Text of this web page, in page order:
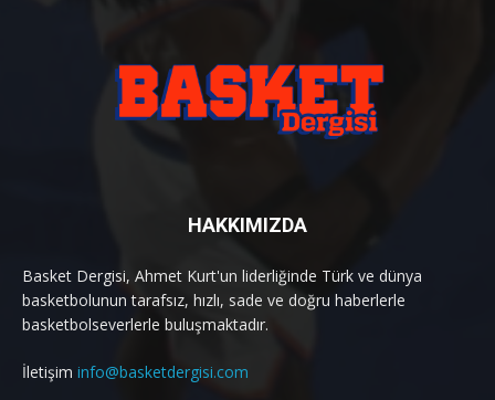
HAKKIMIZDA
Basket Dergisi, Ahmet Kurt'un liderliğinde Türk ve dünya
basketbolunun tarafsız, hızlı, sade ve doğru haberlerle
basketbolseverlerle buluşmaktadır.
İletişim info@basketdergisi.com